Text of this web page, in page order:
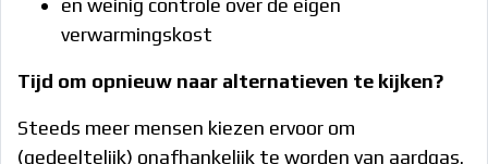
verwarmingskost
Tijd om opnieuw naar alternatieven te kijken?
Steeds meer mensen kiezen ervoor om
(gedeeltelijk) onafhankelijk te worden van aardgas.